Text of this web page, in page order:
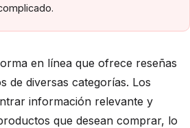
en línea que ofrece reseñas
de diversas categorías. Los
información relevante y
que desean comprar, lo